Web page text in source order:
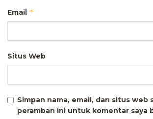
Email *
Situs Web
Simpan nama, email, dan situs web
peramban ini untuk komentar saya